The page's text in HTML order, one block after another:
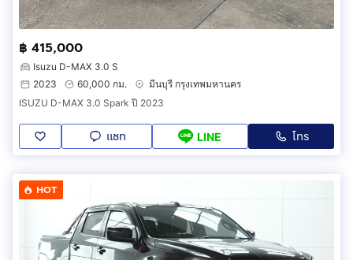
฿ 415,000
Isuzu D-MAX 3.0 S
2023
60,000 กม.
มีนบุรี กรุงเทพมหานคร
ISUZU D-MAX 3.0 Spark ปี 2023
แชท LINE โทร
HOT